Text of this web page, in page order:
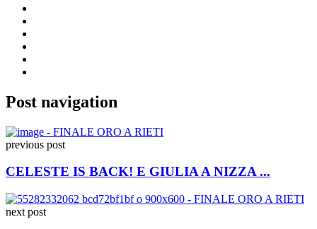
Post navigation
previous post
CELESTE IS BACK! E GIULIA A NIZZA ...
next post